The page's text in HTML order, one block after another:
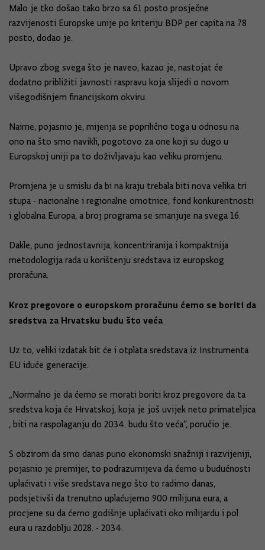
Malo je tko došao tako brzo sa 61 posto prosječne
razvijenosti Europske unije po kriteriju BDP per capita na 78
posto, dodao je.
Upravo zbog svega što je naveo, kazao je, nastojat će
dodatno približiti javnosti raspravu koja slijedi o novom
višegodišnjem financijskom okviru.
Naime, pojasnio je, mijenja se poprilično toga u odnosu na
ono na što smo navikli, pogotovo za one koji su dugo u
Europskoj uniji pa to doživljavaju kao veliku promjenu.
Promjena je u smislu da bi na kraju trebala biti nova velika tri
stupa - nacionalne i regionalne omotnice, fond konkurentnosti
i globalna Europa, a broj programa se smanjuje na svega 16.
Dakle, puno jednostavnija, koncentriranija i kompaktnija
metodologija rada u korištenju sredstava iz europskog
proračuna.
Kroz pregovore o europskom proračunu ćemo se boriti da
sredstva za Hrvatsku budu što veća
Uz to, veliki izdatak bit će i otplata sredstava iz Instrumenta
EU iduće generacije.
„Normalno je da ćemo se morati boriti kroz pregovore da ta
sredstva koja će Hrvatskoj, koja je još uvijek neto primateljica
, biti na raspolaganju do 2034. budu što veća“, poručio je.
S obzirom da smo danas puno ekonomski snažniji i razvijeniji,
pojasnio je premijer, to podrazumijeva da ćemo u budućnosti
uplaćivati i više sredstava nego što to radimo danas,
podsjetivši da trenutno uplaćujemo 900 milijuna eura, a
procjene su da ćemo godišnje uplaćivati oko milijardu i pol
eura u razdoblju 2028. - 2034.